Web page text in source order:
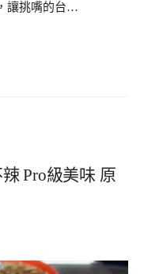
讓挑嘴的台…
Pro級美味 原